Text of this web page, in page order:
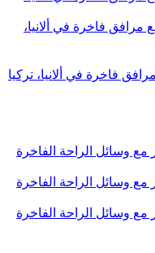
فاخرة في ألانيا، تركيا